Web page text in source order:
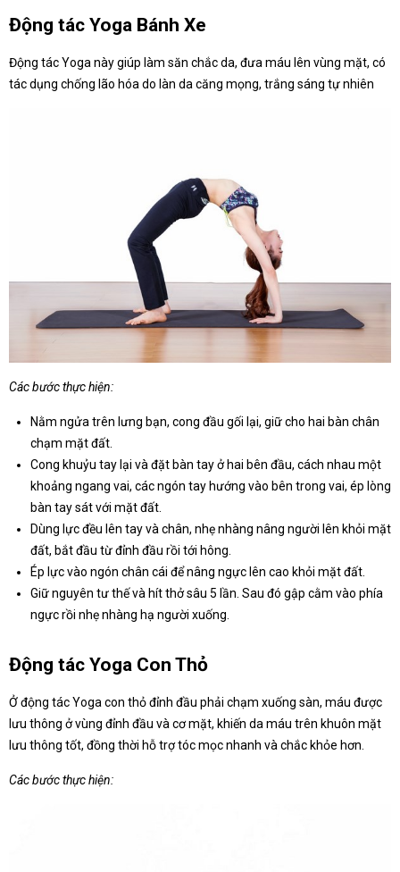
Động tác Yoga Bánh Xe
Động tác Yoga này giúp làm săn chắc da, đưa máu lên vùng mặt, có
tác dụng chống lão hóa do làn da căng mọng, trắng sáng tự nhiên
Các bước thực hiện:
Nằm ngửa trên lưng bạn, cong đầu gối lại, giữ cho hai bàn chân
chạm mặt đất.
Cong khuỷu tay lại và đặt bàn tay ở hai bên đầu, cách nhau một
khoảng ngang vai, các ngón tay hướng vào bên trong vai, ép lòng
bàn tay sát với mặt đất.
Dùng lực đều lên tay và chân, nhẹ nhàng nâng người lên khỏi mặt
đất, bắt đầu từ đỉnh đầu rồi tới hông.
Ép lực vào ngón chân cái để nâng ngực lên cao khỏi mặt đất.
Giữ nguyên tư thế và hít thở sâu 5 lần. Sau đó gập cằm vào phía
ngực rồi nhẹ nhàng hạ người xuống.
Động tác Yoga Con Thỏ
Ở động tác Yoga con thỏ đỉnh đầu phải chạm xuống sàn, máu được
lưu thông ở vùng đỉnh đầu và cơ mặt, khiến da máu trên khuôn mặt
lưu thông tốt, đồng thời hỗ trợ tóc mọc nhanh và chắc khỏe hơn.
Các bước thực hiện: